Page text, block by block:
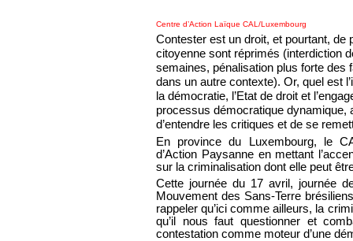
Centre d’Action Laïque CAL/Luxembourg
Contester est un droit, et pourtant,
citoyenne sont réprimés (interdiction
semaines, pénalisation plus forte
dans un autre contexte). Or, quel est
la démocratie, l’Etat de droit et
processus démocratique dynamique,
d’entendre les critiques et de se
En province du Luxembourg, le
d’Action Paysanne en mettant
sur la criminalisation dont elle peut
Cette journée du 17 avril, journée
Mouvement des Sans-Terre
rappeler qu’ici comme ailleurs, la
qu’il nous faut questionner et
contestation comme moteur d’une